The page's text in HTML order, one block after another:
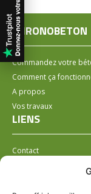
CHRONOBETON
Commandez votre
Comment ça
A propos
Vos travaux
LIENS
Contact